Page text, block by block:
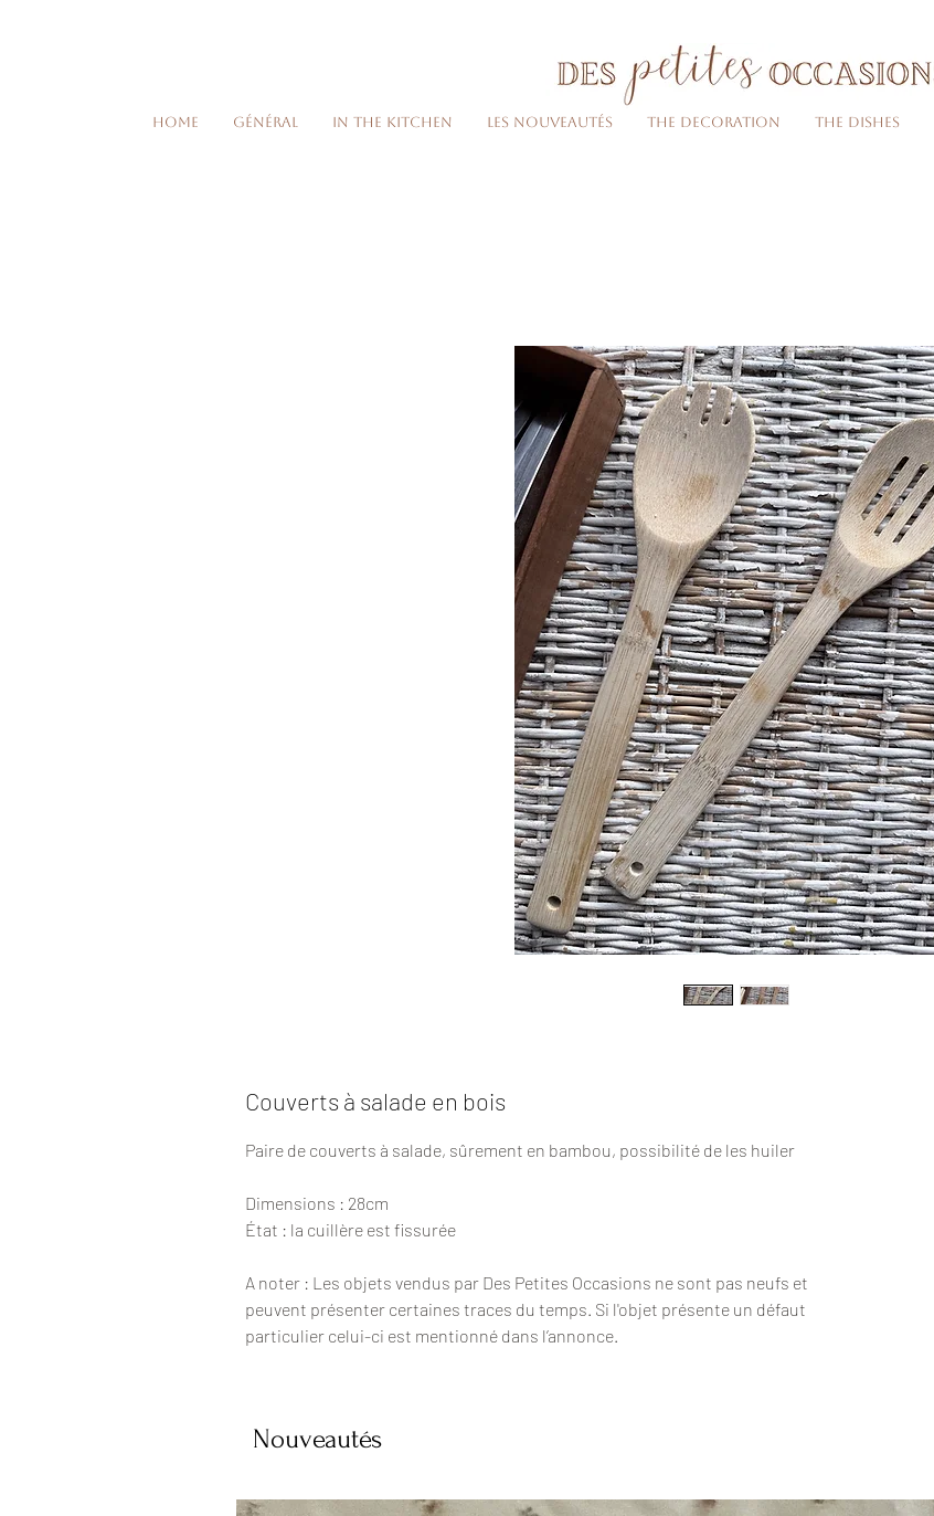
Home Général In the kitchen Les nouveautés The decoration The dishes
Couverts à salade en bois
Paire de couverts à salade, sûrement en bambou, possibilité de les huiler
Dimensions : 28cm
État : la cuillère est fissurée
A noter : Les objets vendus par Des Petites Occasions ne sont pas neufs et
peuvent présenter certaines traces du temps. Si l'objet présente un défaut
particulier celui-ci est mentionné dans l’annonce.
Nouveautés